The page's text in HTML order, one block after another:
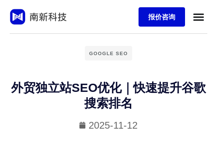
报价咨询
GOOGLE SEO
外贸独立站SEO优化｜快速提升谷歌
搜索排名
2025-11-12